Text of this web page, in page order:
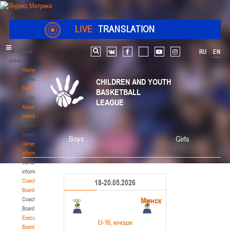
LIVE TRANSLATION
Главное
меню
Home
Home
Federation
Federation
About
federation
About
federation
General
information
General
information
Coaching
Board
Coaching
Board
Executive
Board
RU EN
Search vk facebook youtube instagram
CHILDREN AND YOUTH
BASKETBALL
LEAGUE
Boys Girls
18-20.05.2026
Минск
U-16 , юноши